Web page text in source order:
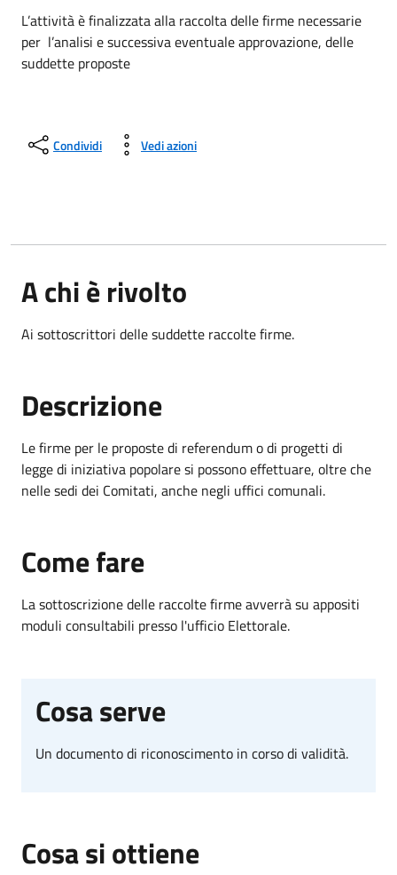
L’attività è finalizzata alla raccolta delle firme necessarie
per l’analisi e successiva eventuale approvazione, delle
suddette proposte
Condividi Vedi azioni
A chi è rivolto
Ai sottoscrittori delle suddette raccolte firme.
Descrizione
Le firme per le proposte di referendum o di progetti di
legge di iniziativa popolare si possono effettuare, oltre che
nelle sedi dei Comitati, anche negli uffici comunali.
Come fare
La sottoscrizione delle raccolte firme avverrà su appositi
moduli consultabili presso l'ufficio Elettorale.
Cosa serve
Un documento di riconoscimento in corso di validità.
Cosa si ottiene